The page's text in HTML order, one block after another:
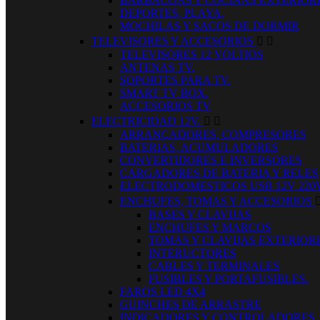
DEPORTES, PLAYA.
MOCHILAS Y SACOS DE DORMIR
TELEVISORES Y ACCESORIOS  
TELEVISORES 12 VOLTIOS
ANTENAS TV.
SOPORTES PARA TV.
SMART TV BOX.
ACCESORIOS TV
ELECTRICIDAD 12V.  
ARRANCADORES, COMPRESORES
BATERIAS, ACUMULADORES
CONVERTIDORES E INVERSORES
CARGADORES DE BATERIA Y RELES
ELECTRODOMESTICOS USB 12V
ENCHUFES, TOMAS Y ACCESORIOS 
BASES Y CLAVIJAS
ENCHUFES Y MARCOS
TOMAS Y CLAVIJAS
INTERUCTORES
CABLES Y TERMINALES
FUSIBLES Y PORTAFUSIBLES.
FAROS LED 4X4
GUINCHES DE ARRASTRE
INDICADORES Y CONTROLADORES